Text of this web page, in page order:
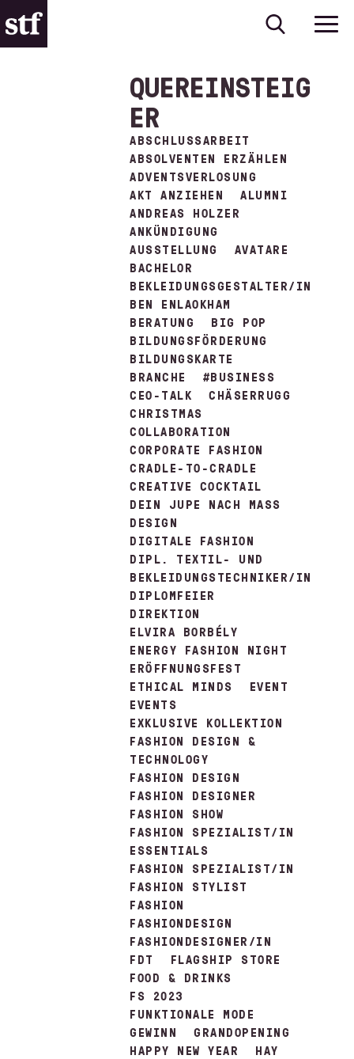
QUEREINSTEIG
ER
ABSCHLUSSARBEIT
ABSOLVENTEN ERZÄHLEN
ADVENTSVERLOSUNG
AKT ANZIEHEN
ALUMNI
ANDREAS HOLZER
ANKÜNDIGUNG
AUSSTELLUNG
AVATARE
BACHELOR
BEKLEIDUNGSGESTALTER/IN
BEN ENLAOKHAM
BERATUNG
BIG POP
BILDUNGSFÖRDERUNG
BILDUNGSKARTE
BRANCHE
#BUSINESS
CEO-TALK
CHÄSERRUGG
CHRISTMAS
COLLABORATION
CORPORATE FASHION
CRADLE-TO-CRADLE
CREATIVE COCKTAIL
DEIN JUPE NACH MASS
DESIGN
DIGITALE FASHION
DIPL. TEXTIL- UND
BEKLEIDUNGSTECHNIKER/IN
DIPLOMFEIER
DIREKTION
ELVIRA BORBÉLY
ENERGY FASHION NIGHT
ERÖFFNUNGSFEST
ETHICAL MINDS
EVENT
EVENTS
EXKLUSIVE KOLLEKTION
FASHION DESIGN &
TECHNOLOGY
FASHION DESIGN
FASHION DESIGNER
FASHION SHOW
FASHION SPEZIALIST/IN
ESSENTIALS
FASHION SPEZIALIST/IN
FASHION STYLIST
FASHION
FASHIONDESIGN
FASHIONDESIGNER/IN
FDT
FLAGSHIP STORE
FOOD & DRINKS
FS 2023
FUNKTIONALE MODE
GEWINN
GRANDOPENING
HAPPY NEW YEAR
HAY